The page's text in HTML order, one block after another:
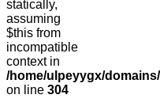
statically,
assuming
$this from
incompatible
context in
/home/ulpeyygx/
on line 304